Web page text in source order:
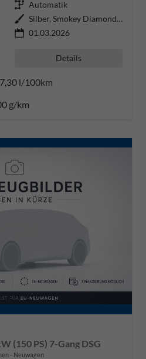
Getriebe Automatik
Außenfarbe
Silber, Smokey Diamond-Silber Me
01.03.2026
Details
7,30 l/100km
g/km
(150 PS) 7-Gang DSG
Neuwagen